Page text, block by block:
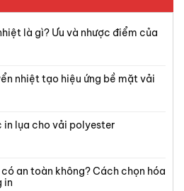
là gì? Ưu và nhược điểm của
nhiệt tạo hiệu ứng bề mặt vải
in lụa cho vải polyester
an toàn không? Cách chọn hóa
in